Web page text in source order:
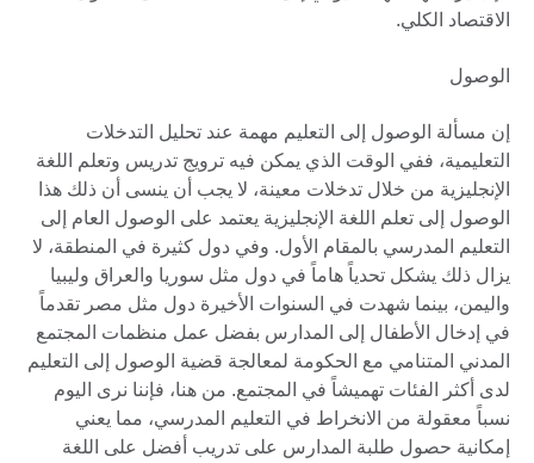
الاقتصاد الكلي.
الوصول
إن مسألة الوصول إلى التعليم مهمة عند تحليل التدخلات
التعليمية، ففي الوقت الذي يمكن فيه ترويج تدريس وتعلم اللغة
الإنجليزية من خلال تدخلات معينة، لا يجب أن ينسى أن ذلك هذا
الوصول إلى تعلم اللغة الإنجليزية يعتمد على الوصول العام إلى
التعليم المدرسي بالمقام الأول. وفي دول كثيرة في المنطقة، لا
يزال ذلك يشكل تحدياً هاماً في دول مثل سوريا والعراق وليبيا
واليمن، بينما شهدت في السنوات الأخيرة دول مثل مصر تقدماً
في إدخال الأطفال إلى المدارس بفضل عمل منظمات المجتمع
المدني المتنامي مع الحكومة لمعالجة قضية الوصول إلى التعليم
لدى أكثر الفئات تهميشاً في المجتمع. من هنا، فإننا نرى اليوم
نسباً معقولة من الانخراط في التعليم المدرسي، مما يعني
إمكانية حصول طلبة المدارس على تدريب أفضل على اللغة